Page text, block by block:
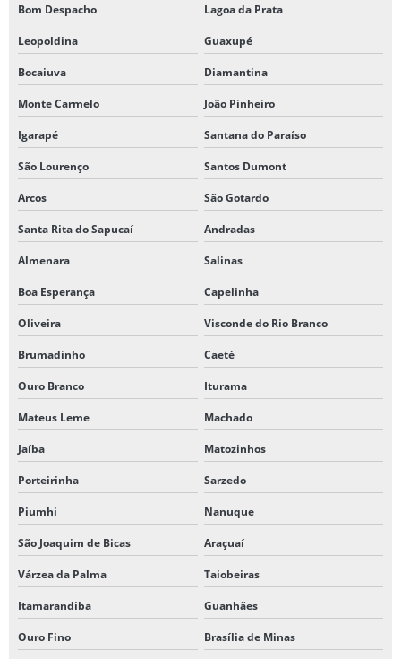
Bom Despacho Lagoa da Prata
Leopoldina Guaxupé
Bocaiuva Diamantina
Monte Carmelo João Pinheiro
Igarapé Santana do Paraíso
São Lourenço Santos Dumont
Arcos São Gotardo
Santa Rita do Sapucaí Andradas
Almenara Salinas
Boa Esperança Capelinha
Oliveira Visconde do Rio Branco
Brumadinho Caeté
Ouro Branco Iturama
Mateus Leme Machado
Jaíba Matozinhos
Porteirinha Sarzedo
Piumhi Nanuque
São Joaquim de Bicas Araçuaí
Várzea da Palma Taiobeiras
Itamarandiba Guanhães
Ouro Fino Brasília de Minas